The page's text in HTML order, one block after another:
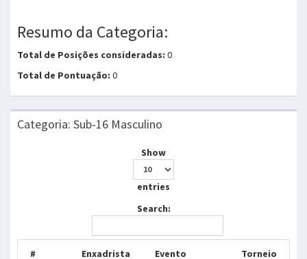
Resumo da Categoria:
Total de Posições consideradas: 0
Total de Pontuação: 0
Categoria: Sub-16 Masculino
Show
entries
Search:
# Enxadrista Evento Torneio